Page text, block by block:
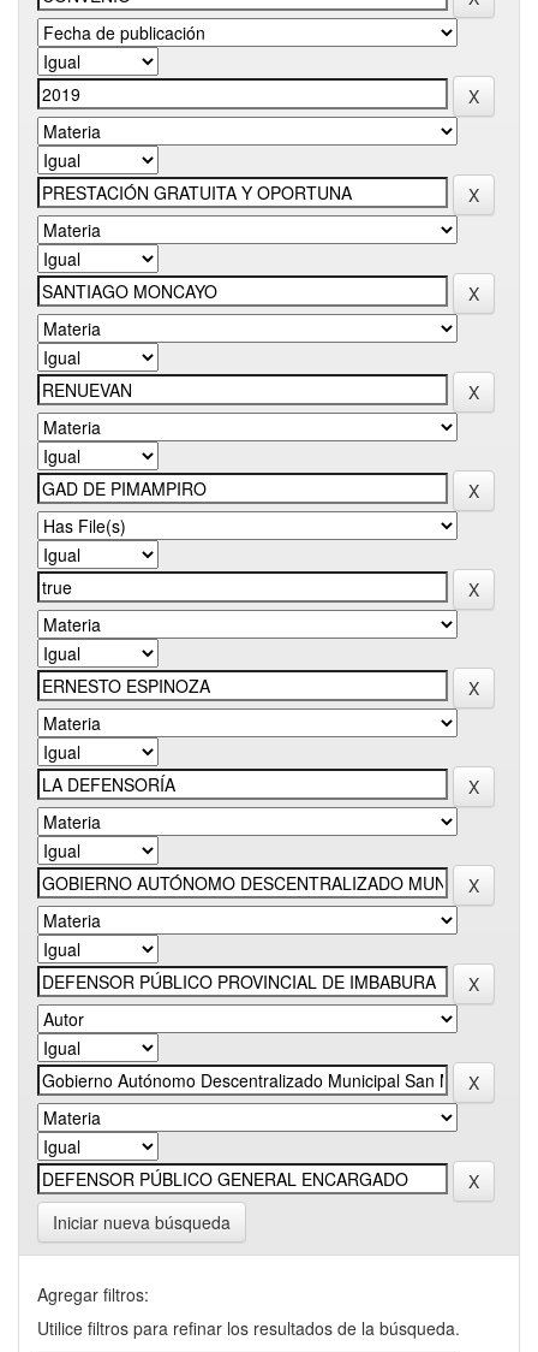
Iniciar nueva búsqueda
Agregar filtros:
Utilice filtros para refinar los resultados de la búsqueda.